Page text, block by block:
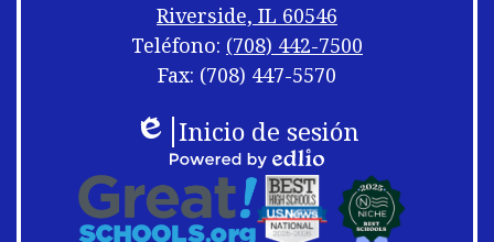
Riverside, IL 60546
Teléfono: (708) 442-7500
Fax: (708) 447-5570
a
pie
de
página
de
página
aleatorio
Edlio
Inicio de sesión
Desarrollado
por
Edlio
página